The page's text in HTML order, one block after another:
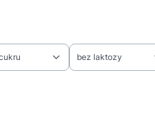
bez laktozy